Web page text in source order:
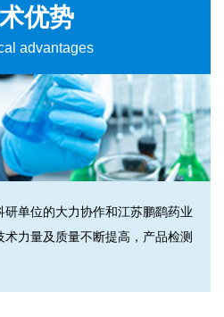
优势
advantages
单位的大力协作和江苏鹏鹞药业
力量及质量不断提高，产品检测